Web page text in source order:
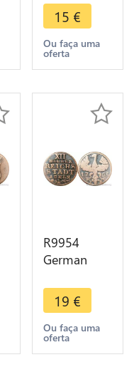
Aachen 12
Heller 1791
-> Make
Offer
15 €
Ou faça uma
oferta
R9954
German
Aachen 12
Heller 1765
IK -> Make
Offer
19 €
Ou faça uma
oferta